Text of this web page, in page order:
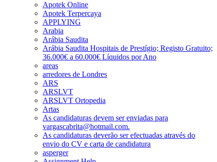
Apotek Online
Apotek Terpercaya
APPLYING
Arabia
Arábia Saudita
Arábia Saudita Hospitais de Prestígio; Registo Gratuito;
36.000€ a 60.000€ Líquidos por Ano
areas
arredores de Londres
ARS
ARSLVT
ARSLVT Ortopedia
Artas
As candidaturas devem ser enviadas para
vargascabrita@hotmail.com.
As candidaturas deverão ser efectuadas através do
envio do CV e carta de candidatura
asperger